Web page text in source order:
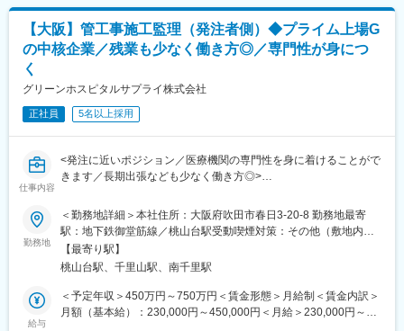
＜大阪営業所＞
社員：2名
30代1名/40代1名
■ポジションの魅力
各クリニックに寄り添い、課題解決することを大切にしているの
で、売上だけで評価するということはありません。専門商社の強
みを活かした幅広い提案ができるため、個々のご要望にぴったり
の提案が可能。契約に結びつきやすく、その後の長いお付き合い
にもつながります。じっくりお客様に向き合うことができる営業
■スキルアップをサポート
月に1回、全拠点をZoomで繋いで社内勉強会を実施。商品の使い
方や事例の共有を行っています。
・展示会やイベントへの参加
・新規ブランドのリサーチ・選定
・日本市場への導入検討
◇オリジナル商品の企画・開発
・商品コンセプト企画
・OEMメーカーとの開発推進
■新ブランドの特徴：
NEPHは、世界中から厳選したウェルネスブランドの日本展開
と、オリジナルプロダクトの開発を行うキュレーションブランド
■入社後に期待すること：
めた表記です。
【大阪】管工事施工監理（発注者側）◆プライム上場G
の中核企業／残業も少なく働き方◎／専門性が身につ
く
グリーンホスピタルサプライ株式会社
正社員 5名以上採用
仕事内容
<発注に近いポジション／医療機関の専門性を身に着けることがで
きます／長期出張なども少なく働き方◎>
・発注者に近いポジションで医療機関の新設・移転・改修工事に
おける管工事施工監理業務を担当します。
※工事規模などに合わせて、施工管理業務を担当いただくこともあ
りますが、発注者側での業務割合が高くなります。
・常駐型の施工管理業務よりも、巡回型での施工監理業務の案件
構成比が高いです。
・担当エリアにつは、関西案件中心となります。
※必要に応じて出張はありますが、長期出張は少ない環境となりま
勤務地
＜勤務地詳細＞本社住所：大阪府吹田市春日3-20-8 勤務地最寄
駅：地下鉄御堂筋線／桃山台駅受動喫煙対策：その他（敷地内禁
煙（屋外喫煙可能場所あり））変更の範囲：会社の定める事業所
【最寄り駅】
桃山台駅、千里山駅、南千里駅
給与
＜予定年収＞450万円～750万円＜賃金形態＞月給制＜賃金内訳＞
月額（基本給）：230,000円～450,000円＜月給＞230,000円～